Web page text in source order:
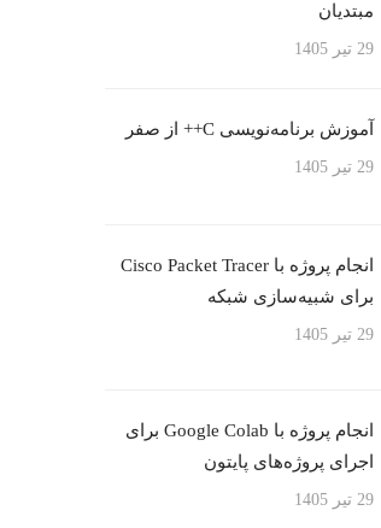
مبتدیان
29 تیر 1405
آموزش برنامه‌نویسی C++ از صفر
29 تیر 1405
انجام پروژه با Cisco Packet Tracer
برای شبیه‌سازی شبکه
29 تیر 1405
انجام پروژه با Google Colab برای
اجرای پروژه‌های پایتون
29 تیر 1405